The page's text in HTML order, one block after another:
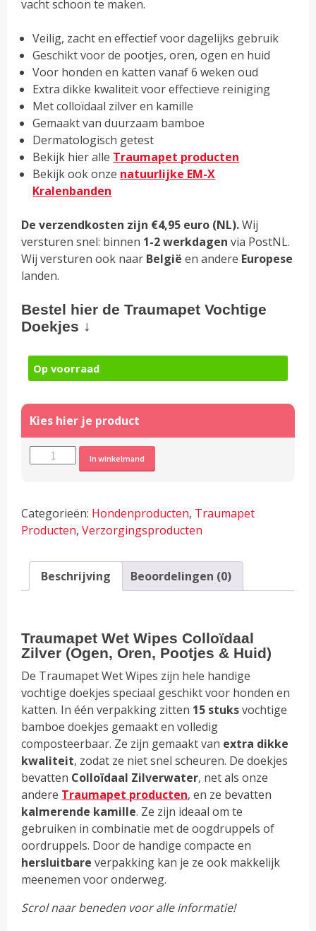
vacht schoon te maken.
Veilig, zacht en effectief voor dagelijks gebruik
Geschikt voor de pootjes, oren, ogen en huid
Voor honden en katten vanaf 6 weken oud
Extra dikke kwaliteit voor effectieve reiniging
Met colloïdaal zilver en kamille
Gemaakt van duurzaam bamboe
Dermatologisch getest
Bekijk hier alle Traumapet producten
Bekijk ook onze natuurlijke EM-X
Kralenbanden
De verzendkosten zijn €4,95 euro (NL).Wij
versturen snel: binnen 1-2 werkdagen via PostNL.
Wij versturen ook naar België en andere Europese
landen.
Bestel hier de Traumapet Vochtige
Doekjes ↓
Op voorraad
Traumapet
Zilver
(Ogen,
Pootjes
&
In winkelmand
Categorieën: Hondenproducten, Traumapet
Producten,Verzorgingsproducten
Beschrijving Beoordelingen (0)
Traumapet Wet Wipes Colloïdaal
Zilver (Ogen, Oren, Pootjes & Huid)
De Traumapet Wet Wipes zijn hele handige
vochtige doekjes speciaal geschikt voor honden en
katten. In één verpakking zitten 15 stuksvochtige
bamboe doekjes gemaakt en volledig
composteerbaar. Ze zijn gemaakt van extra dikke
kwaliteit, zodat ze niet snel scheuren. De doekjes
bevatten Colloïdaal Zilverwater, net als onze
andere Traumapet producten, en ze bevatten
kalmerende kamille. Ze zijn ideaal om te
gebruiken in combinatie met de oogdruppels of
oordruppels. Door de handige compacte en
hersluitbare verpakking kan je ze ook makkelijk
meenemen voor onderweg.
Scrol naar beneden voor alle informatie!